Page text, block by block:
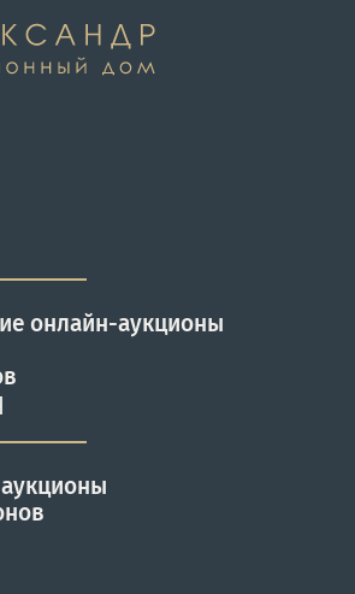
онлайн-аукционы